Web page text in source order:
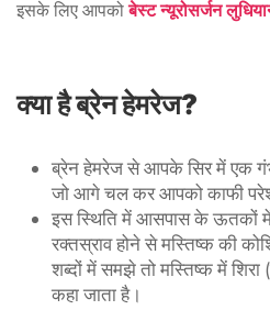
इसके लिए आपकोबेस्ट न्यूरोसर्जन
क्या है ब्रेन हेमरेज?
ब्रेन हेमरेज से आपके सिर में एक
जो आगे चल कर आपको काफी
इस स्थिति में आसपास के ऊतकों
रक्तस्राव होने से मस्तिष्क की
शब्दों में समझे तो मस्तिष्क में
कहा जाता है।